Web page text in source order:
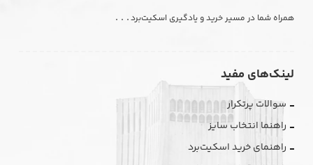
همراه شما در مسیر خرید و یادگیری اسکیت‌برد. . .
لینک‌های مفید
سوالات پرتکرار
راهنما انتخاب سایز
راهنمای خرید اسکیت‌برد